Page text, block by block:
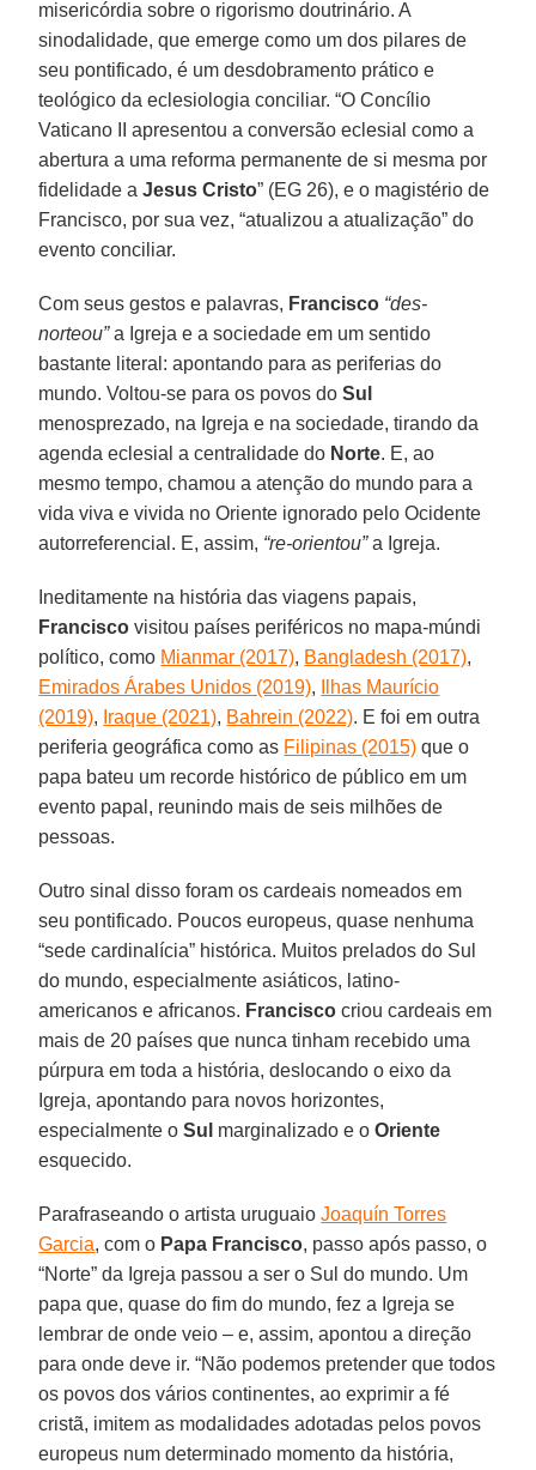
misericórdia sobre o rigorismo doutrinário. A
sinodalidade, que emerge como um dos pilares de
seu pontificado, é um desdobramento prático e
teológico da eclesiologia conciliar. “O Concílio
Vaticano II apresentou a conversão eclesial como a
abertura a uma reforma permanente de si mesma por
fidelidade aJesus Cristo” (EG 26), e o magistério de
Francisco, por sua vez, “atualizou a atualização” do
evento conciliar.
Com seus gestos e palavras, Francisco “des-
norteou”a Igreja e a sociedade em um sentido
bastante literal: apontando para as periferias do
mundo. Voltou-se para os povos doSul
menosprezado, na Igreja e na sociedade, tirando da
agenda eclesial a centralidade do Norte. E, ao
mesmo tempo, chamou a atenção do mundo para a
vida viva e vivida no Oriente ignorado pelo Ocidente
autorreferencial. E, assim, “re-orientou”a Igreja.
Ineditamente na história das viagens papais,
Francisco visitou países periféricos no mapa-múndi
político, como Mianmar (2017), Bangladesh (2017),
Emirados Árabes Unidos (2019),
Ilhas Maurício
(2019), Iraque (2021), Bahrein (2022). E foi em outra
periferia geográfica como as Filipinas (2015) que o
papa bateu um recorde histórico de público em um
evento papal, reunindo mais de seis milhões de
pessoas.
Outro sinal disso foram os cardeais nomeados em
seu pontificado. Poucos europeus, quase nenhuma
“sede cardinalícia” histórica. Muitos prelados do Sul
do mundo, especialmente asiáticos, latino-
americanos e africanos. Francisco criou cardeais em
mais de 20 países que nunca tinham recebido uma
púrpura em toda a história, deslocando o eixo da
Igreja, apontando para novos horizontes,
especialmente oSul marginalizado e oOriente
esquecido.
Parafraseando o artista uruguaioJoaquín Torres
Garcia, com o Papa Francisco, passo após passo, o
“Norte” da Igreja passou a ser o Sul do mundo. Um
papa que, quase do fim do mundo, fez a Igreja se
lembrar de onde veio – e, assim, apontou a direção
para onde deve ir. “Não podemos pretender que todos
os povos dos vários continentes, ao exprimir a fé
cristã, imitem as modalidades adotadas pelos povos
europeus num determinado momento da história,